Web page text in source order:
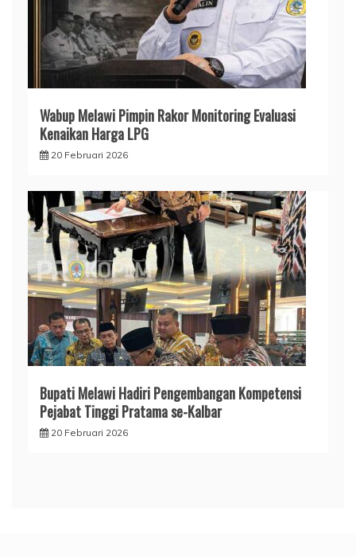
Wabup Melawi Pimpin Rakor Monitoring Evaluasi
Kenaikan Harga LPG
20 Februari 2026
Bupati Melawi Hadiri Pengembangan Kompetensi
Pejabat Tinggi Pratama se-Kalbar
20 Februari 2026